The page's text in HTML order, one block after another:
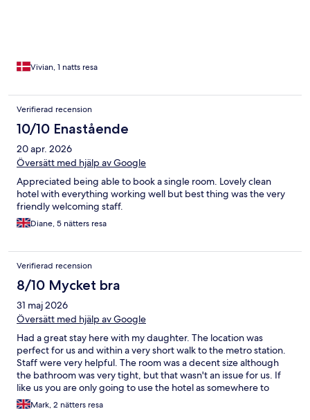
Vivian, 1 natts resa
Verifierad recension
10/10 Enastående
20 apr. 2026
Översätt med hjälp av Google
Appreciated being able to book a single room. Lovely clean
hotel with everything working well but best thing was the very
friendly welcoming staff.
Diane, 5 nätters resa
Verifierad recension
8/10 Mycket bra
31 maj 2026
Översätt med hjälp av Google
Had a great stay here with my daughter. The location was
perfect for us and within a very short walk to the metro station.
Staff were very helpful. The room was a decent size although
the bathroom was very tight, but that wasn't an issue for us. If
like us you are only going to use the hotel as somewhere to
sleep after being out all day exploring Paris, then I would say
this is a great choice.
Mark, 2 nätters resa